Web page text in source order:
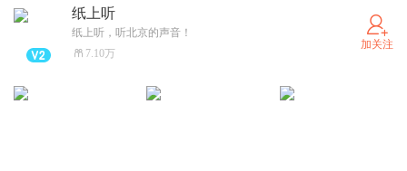
纸上听
纸上听，听北京的声音！
7.10万
加关注